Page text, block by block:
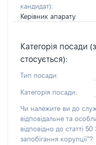
кандидат):
Керівник апарату
Категорія посади
стосується):
Тип посади:
Категорія посади:
Чи належите ви до
відповідальне та
відповідно до статті
запобігання корупції”?